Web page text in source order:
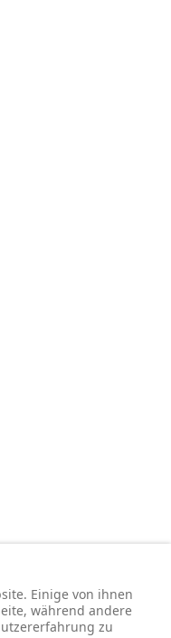
Einige von ihnen
während andere
zu